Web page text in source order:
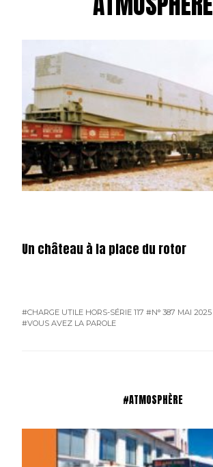
Un château à la place du rotor
#CHARGE UTILE HORS-SÉRIE 117 #N° 387 MAI 2025
#VOUS AVEZ LA PAROLE
#ATMOSPHÈRE